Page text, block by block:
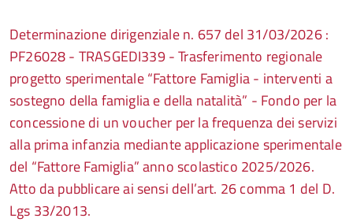
Determinazione dirigenziale n. 657 del 31/03/2026 :
PF26028 - TRASGEDI339 - Trasferimento regionale
progetto sperimentale “Fattore Famiglia - interventi a
sostegno della famiglia e della natalità” - Fondo per la
concessione di un voucher per la frequenza dei servizi
alla prima infanzia mediante applicazione sperimentale
del “Fattore Famiglia” anno scolastico 2025/2026.
Atto da pubblicare ai sensi dell’art. 26 comma 1 del D.
Lgs 33/2013.